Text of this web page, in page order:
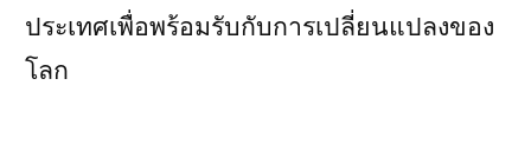
ประเทศเพื่อพร้อมรับกับการเปลี่ยนแปลงของ
โลก